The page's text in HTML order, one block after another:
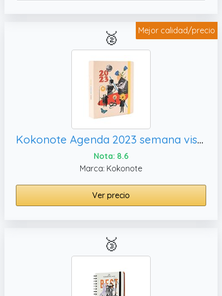
Mejor calidad/precio
🥈
Kokonote Agenda 2023 semana vista Premium Retro Fantasy - Agenda anual 2023 - Kokonote agenda 2023 - Agenda semana vista 2023 17 meses │ Agenda escolar 2022-2023 - Agenda semanal - Papeleria bonita
Nota: 8.6
Marca: Kokonote
Ver precio
🥉